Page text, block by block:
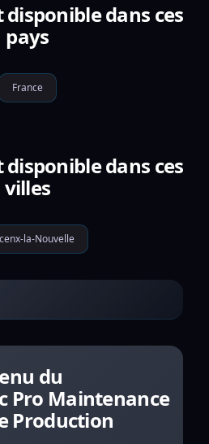
disponible dans ces
pays
France
disponible dans ces
villes
la-Nouvelle
du
Pro Maintenance
Production